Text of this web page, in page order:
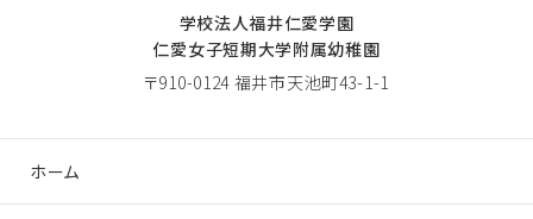
学校法人福井仁愛学園
仁愛女子短期大学附属幼稚園
〒910-0124 福井市天池町43-1-1
ホーム